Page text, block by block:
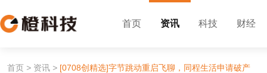
首页 资讯 科技 财经
首页 > 资讯 > [0708创精选]字节跳动重启飞聊，同程生活申请破产